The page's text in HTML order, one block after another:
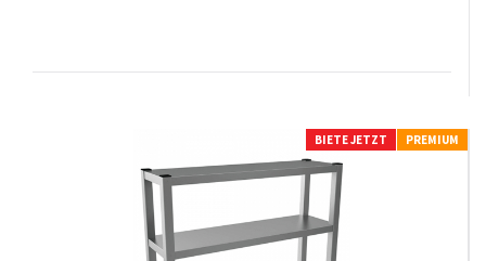
BIETE JETZT PREMIUM